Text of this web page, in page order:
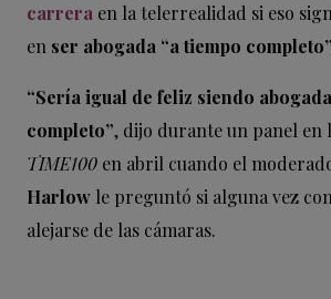
carrera en la telerrealidad si eso
en ser abogada “a tiempo
“Sería igual de feliz siendo
completo”, dijo durante un panel en
TIME100 en abril cuando el
Harlow le preguntó si alguna vez
alejarse de las cámaras.